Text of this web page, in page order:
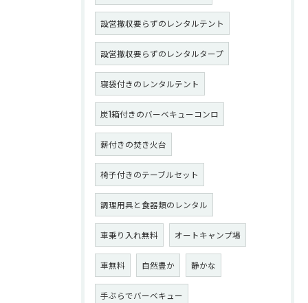
設営撤収要らずのレンタルテント
設営撤収要らずのレンタルタープ
寝袋付きのレンタルテント
炭1箱付きのバーベキューコンロ
薪付きの焚き火台
椅子付きのテーブルセット
調理用具と食器類のレンタル
車乗り入れ無料 オートキャンプ場
車無料 自然豊か 静かな
手ぶらでバーベキュー